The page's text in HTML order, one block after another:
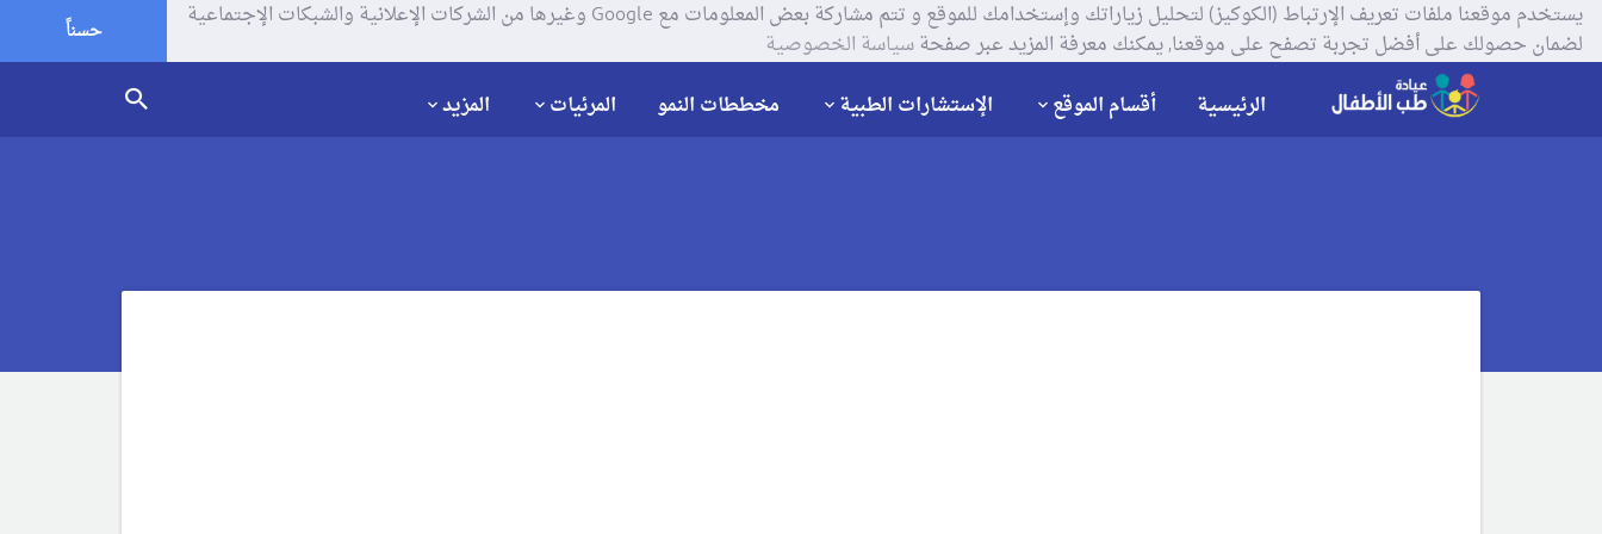
يستخدم موقعنا ملفات تعريف الإرتباط (الكوكيز) لتحليل زياراتك وإستخدامك للموقع و تتم مشاركة بعض المعلومات مع Google وغيرها من الشركات الإعلانية والشبكات الإجتماعية
لضمان حصولك على أفضل تجربة تصفح على موقعنا, يمكنك معرفة المزيد عبر صفحةسياسة الخصوصية حسناً
الرئيسية أقسام الموقع الإستشارات الطبية مخططات النمو المرئيات المزيد